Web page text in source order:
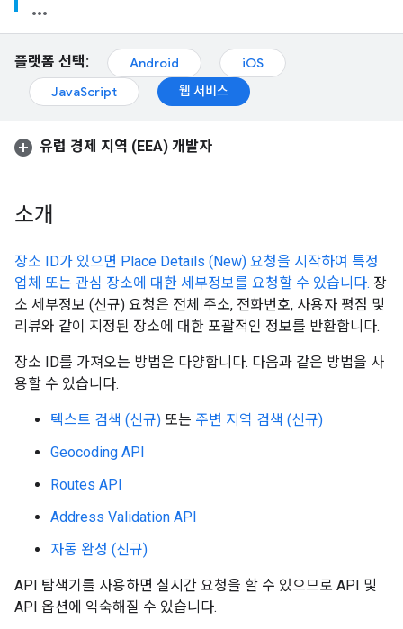
플랫폼 선택: Android
iOS
JavaScript
웹 서비스
유럽 경제 지역 (EEA) 개발자
소개
장소 ID가 있으면 Place Details (New) 요청을 시작하여 특정
업체 또는 관심 장소에 대한 세부정보를 요청할 수 있습니다. 장
소 세부정보 (신규) 요청은 전체 주소, 전화번호, 사용자 평점 및
리뷰와 같이 지정된 장소에 대한 포괄적인 정보를 반환합니다.
장소 ID를 가져오는 방법은 다양합니다. 다음과 같은 방법을 사
용할 수 있습니다.
텍스트 검색 (신규) 또는 주변 지역 검색 (신규)
Geocoding API
Routes API
Address Validation API
자동 완성 (신규)
API 탐색기를 사용하면 실시간 요청을 할 수 있으므로 API 및
API 옵션에 익숙해질 수 있습니다.